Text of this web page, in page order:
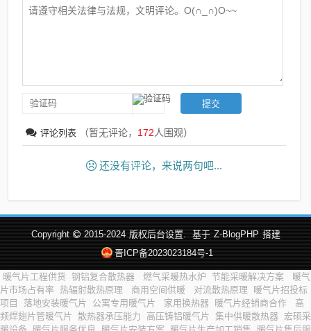
评论列表 （暂无评论， 172人围观）
还没有评论，来说两句吧...
Copyright 2015-2024 版权后台设置. 基于 Z-BlogPHP 搭建
晋ICP备2023023184号-1
暖气片工程供货 钢铝复合散热器 燃气采暖热水炉 节能采暖解决方案
暖气
片市场占有率 热辐射散热原理 商用空间供暖 对流散热原理
暖气片招投标
项目
落地安装暖气片 公寓专用暖气片 家用换热器 暖气片经销商合作
高
频焊翅片管暖气片 散热器承压能力 高压铸铝暖气片 集中供暖散热器 宏硕采